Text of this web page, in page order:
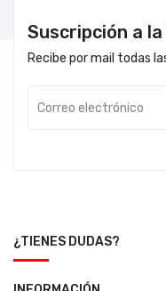
Suscripción a
Recibe por mail todas
¿TIENES DUDAS?